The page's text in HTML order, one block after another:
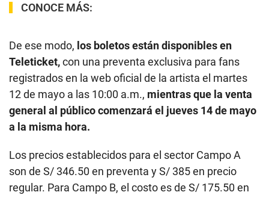
CONOCE MÁS:
De ese modo, los boletos están disponibles en
Teleticket,con una preventa exclusiva para fans
registrados en la web oficial de la artista el martes
12 de mayo a las 10:00 a.m., mientras que la venta
general al público comenzará el jueves 14 de mayo
a la misma hora.
Los precios establecidos para el sector Campo A
son de S/ 346.50 en preventa y S/ 385 en precio
regular. Para Campo B, el costo es de S/ 175.50 en